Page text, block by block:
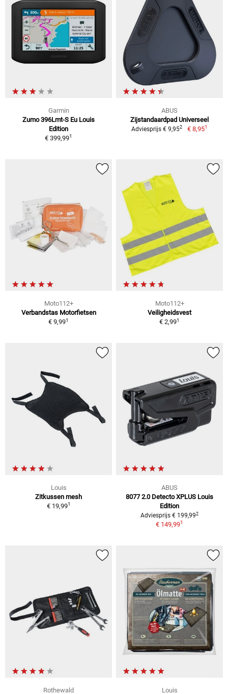
Garmin
Zumo 396Lmt-S Eu Louis
Edition
€ 399,991
ABUS
Zijstandaardpad Universeel
Adviesprijs € 9,952 € 8,951
Moto112+
Verbandstas Motorfietsen
€ 9,991
Moto112+
Veiligheidsvest
€ 2,991
Louis
Zitkussen mesh
€ 19,991
ABUS
8077 2.0 Detecto XPLUS Louis
Edition
Adviesprijs € 199,992
€ 149,991
Rothewald Louis